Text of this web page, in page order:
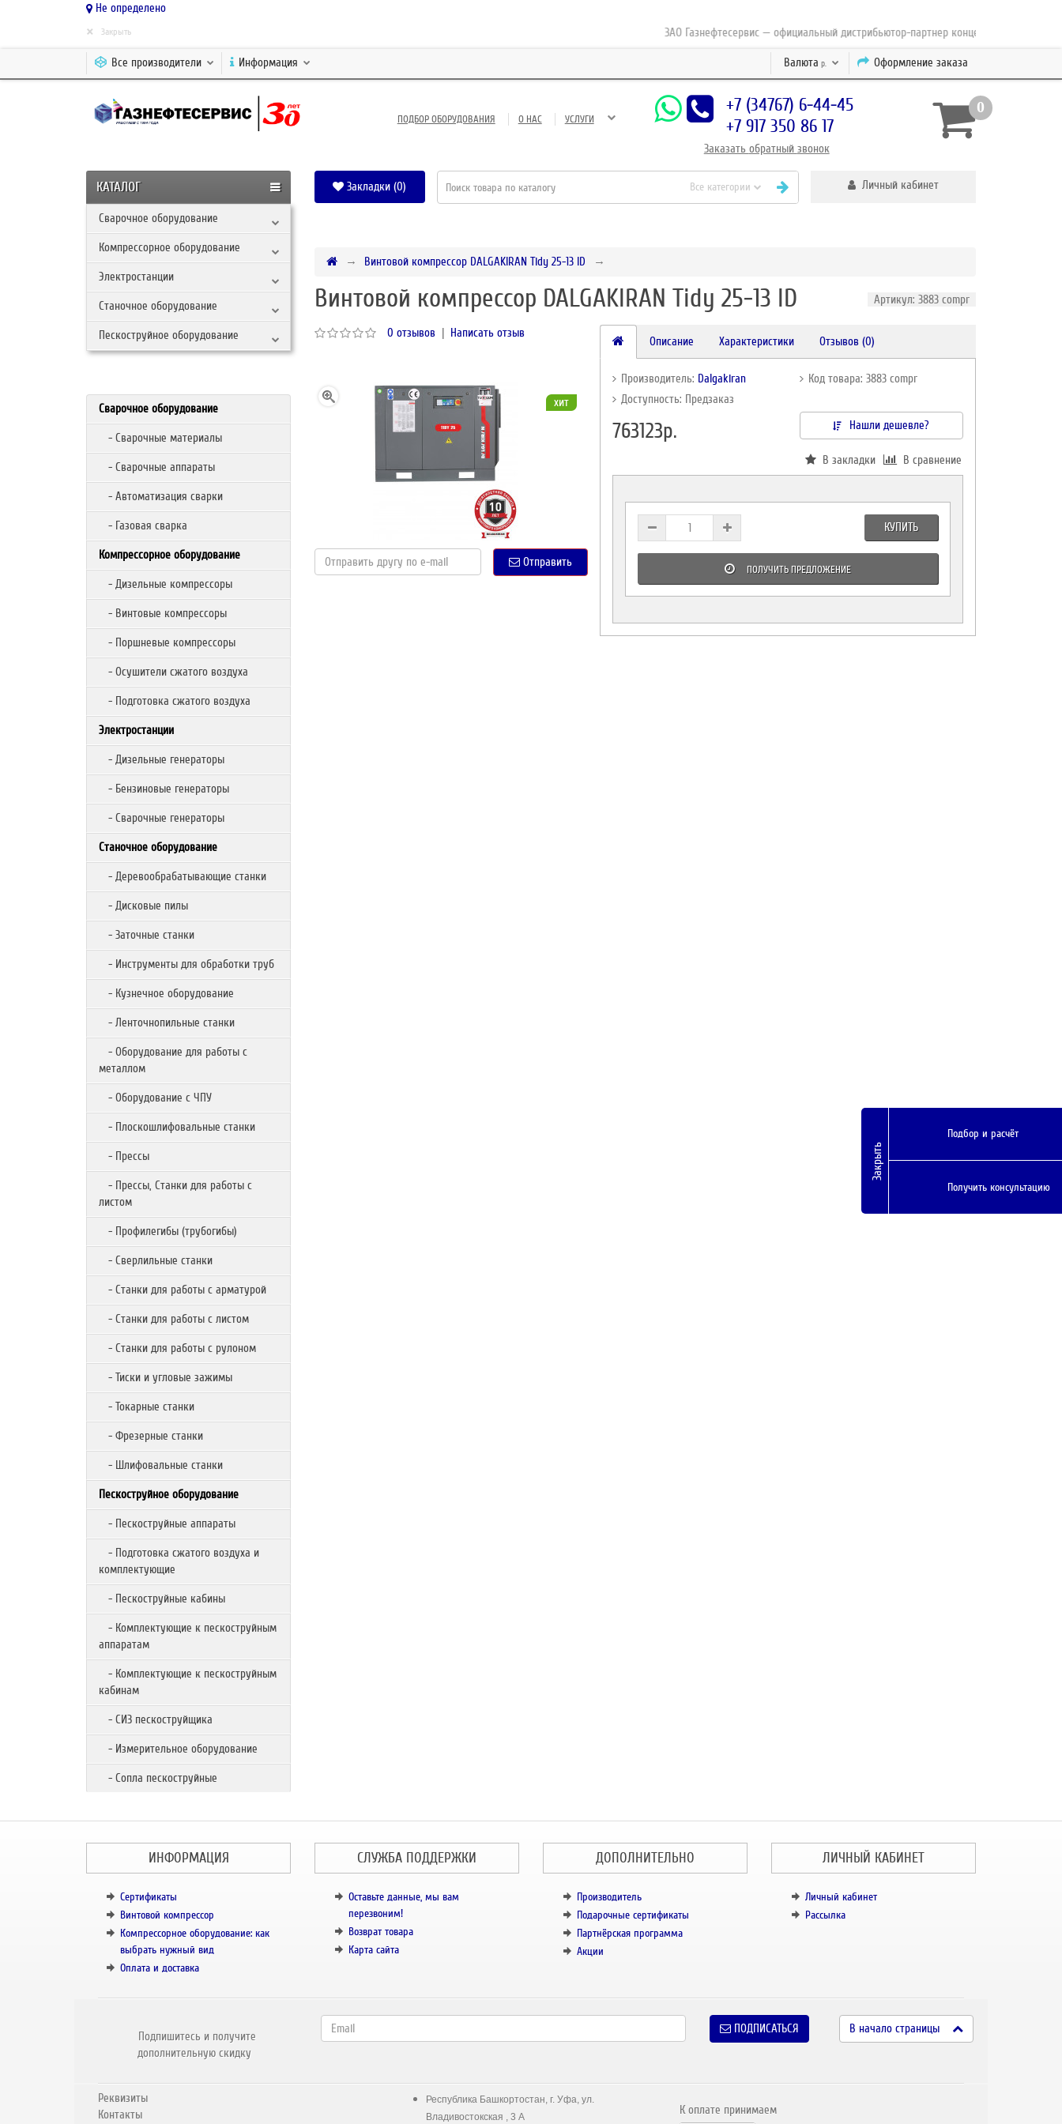
Не определено
ЗАО Газнефтесервис — официальный дистрибьютор-партнер концерна ESAB с 2010 года
× Закрыть
Оформление заказа
Валюта р.
Все производители Информация
ПОДБОР ОБОРУДОВАНИЯ О НАС УСЛУГИ
+7 (34767) 6-44-45
+7 917 350 86 17
Заказать обратный звонок
0
КАТАЛОГ
Сварочное оборудование
Компрессорное оборудование
Электростанции
Станочное оборудование
Пескоструйное оборудование
Закладки (0) Все категории Личный кабинет
Сварочное оборудование
- Сварочные материалы
- Сварочные аппараты
- Автоматизация сварки
- Газовая сварка
Компрессорное оборудование
- Дизельные компрессоры
- Винтовые компрессоры
- Поршневые компрессоры
- Осушители сжатого воздуха
- Подготовка сжатого воздуха
Электростанции
- Дизельные генераторы
- Бензиновые генераторы
- Сварочные генераторы
Станочное оборудование
- Деревообрабатывающие станки
- Дисковые пилы
- Заточные станки
- Инструменты для обработки труб
- Кузнечное оборудование
- Ленточнопильные станки
- Оборудование для работы с
металлом
- Оборудование с ЧПУ
- Плоскошлифовальные станки
- Прессы
- Прессы, Станки для работы с
листом
- Профилегибы (трубогибы)
- Сверлильные станки
- Станки для работы с арматурой
- Станки для работы с листом
- Станки для работы с рулоном
- Тиски и угловые зажимы
- Токарные станки
- Фрезерные станки
- Шлифовальные станки
Пескоструйное оборудование
- Пескоструйные аппараты
- Подготовка сжатого воздуха и
комплектующие
- Пескоструйные кабины
- Комплектующие к пескоструйным
аппаратам
- Комплектующие к пескоструйным
кабинам
- СИЗ пескоструйщика
- Измерительное оборудование
- Сопла пескоструйные
Винтовой компрессор DALGAKIRAN Tidy 25-13 ID
Винтовой компрессор DALGAKIRAN Tidy 25-13 ID Артикул: 3883 compr
0 отзывов | Написать отзыв
хит
Отправить
Описание Характеристики Отзывов (0)
Производитель: Dalgakiran
Код товара: 3883 compr
Доступность: Предзаказ
763123р. Нашли дешевле?
В закладки В сравнение
КУПИТЬ
ПОЛУЧИТЬ ПРЕДЛОЖЕНИЕ
ИНФОРМАЦИЯ
Сертификаты
Винтовой компрессор
Компрессорное оборудование: как
выбрать нужный вид
Оплата и доставка
СЛУЖБА ПОДДЕРЖКИ
Оставьте данные, мы вам
перезвоним!
Возврат товара
Карта сайта
ДОПОЛНИТЕЛЬНО
Производитель
Подарочные сертификаты
Партнёрская программа
Акции
ЛИЧНЫЙ КАБИНЕТ
Личный кабинет
Рассылка
Подпишитесь и получите
дополнительную скидку
ПОДПИСАТЬСЯ В начало страницы
Реквизиты
Контакты
Республика Башкортостан, г. Уфа, ул.
Владивостокская , 3 А
К оплате принимаем
Закрыть
Подбор и расчёт
Получить консультацию